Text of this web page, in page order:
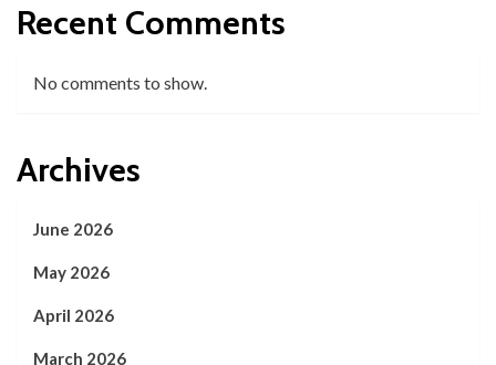
Recent Comments
No comments to show.
Archives
June 2026
May 2026
April 2026
March 2026